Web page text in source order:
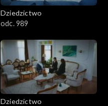
Dziedzictwo
odc. 989
Dziedzictwo